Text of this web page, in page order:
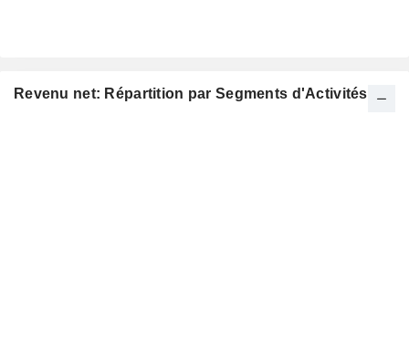
Revenu net: Répartition par Segments d'Activités